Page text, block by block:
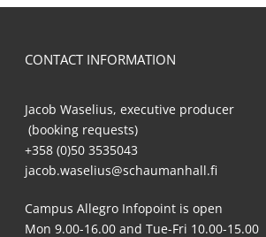
CONTACT INFORMATION
Jacob Waselius, executive producer
(booking requests)
+358 (0)50 3535043
jacob.waselius@schaumanhall.fi
Campus Allegro Infopoint is open
Mon 9.00-16.00 and Tue-Fri 10.00-15.00